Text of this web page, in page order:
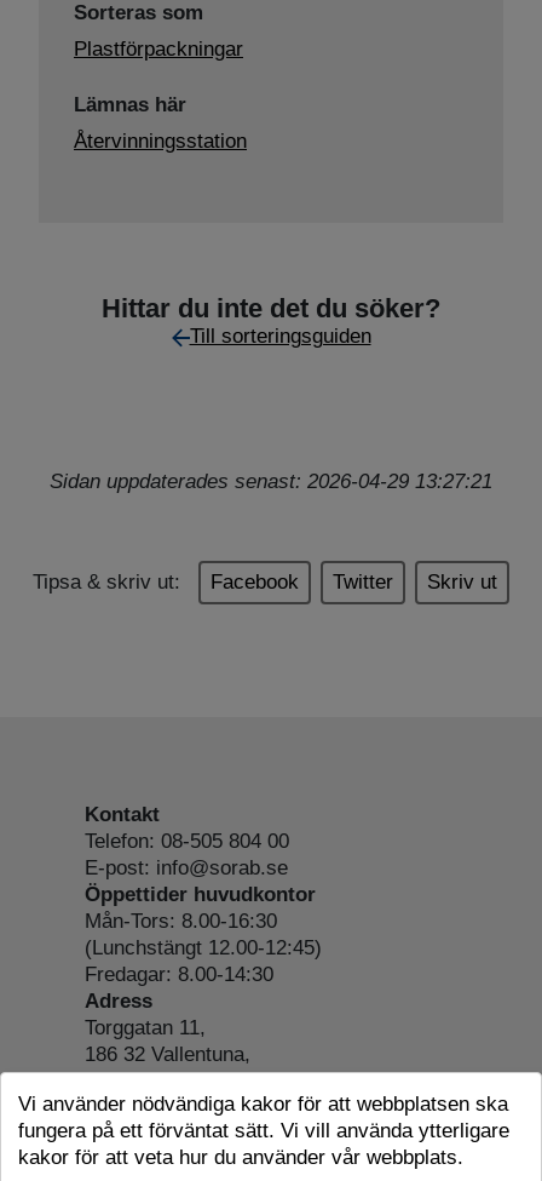
Sorteras som
Plastförpackningar
Lämnas här
Återvinningsstation
Hittar du inte det du söker?
Till sorteringsguiden
Sidan uppdaterades senast: 2026-04-29 13:27:21
Tipsa & skriv ut: Facebook Twitter Skriv ut
Kontakt
Telefon: 08-505 804 00
E-post: info@sorab.se
Öppettider huvudkontor
Mån-Tors: 8.00-16:30
(Lunchstängt 12.00-12:45)
Fredagar: 8.00-14:30
Adress
Torggatan 11,
186 32 Vallentuna,
Org.nr: 556197-4022
Om webbplatsen
Tillgänglighetsredogörelse
Cookie-information
Vi använder nödvändiga kakor för att webbplatsen ska
fungera på ett förväntat sätt. Vi vill använda ytterligare
kakor för att veta hur du använder vår webbplats.